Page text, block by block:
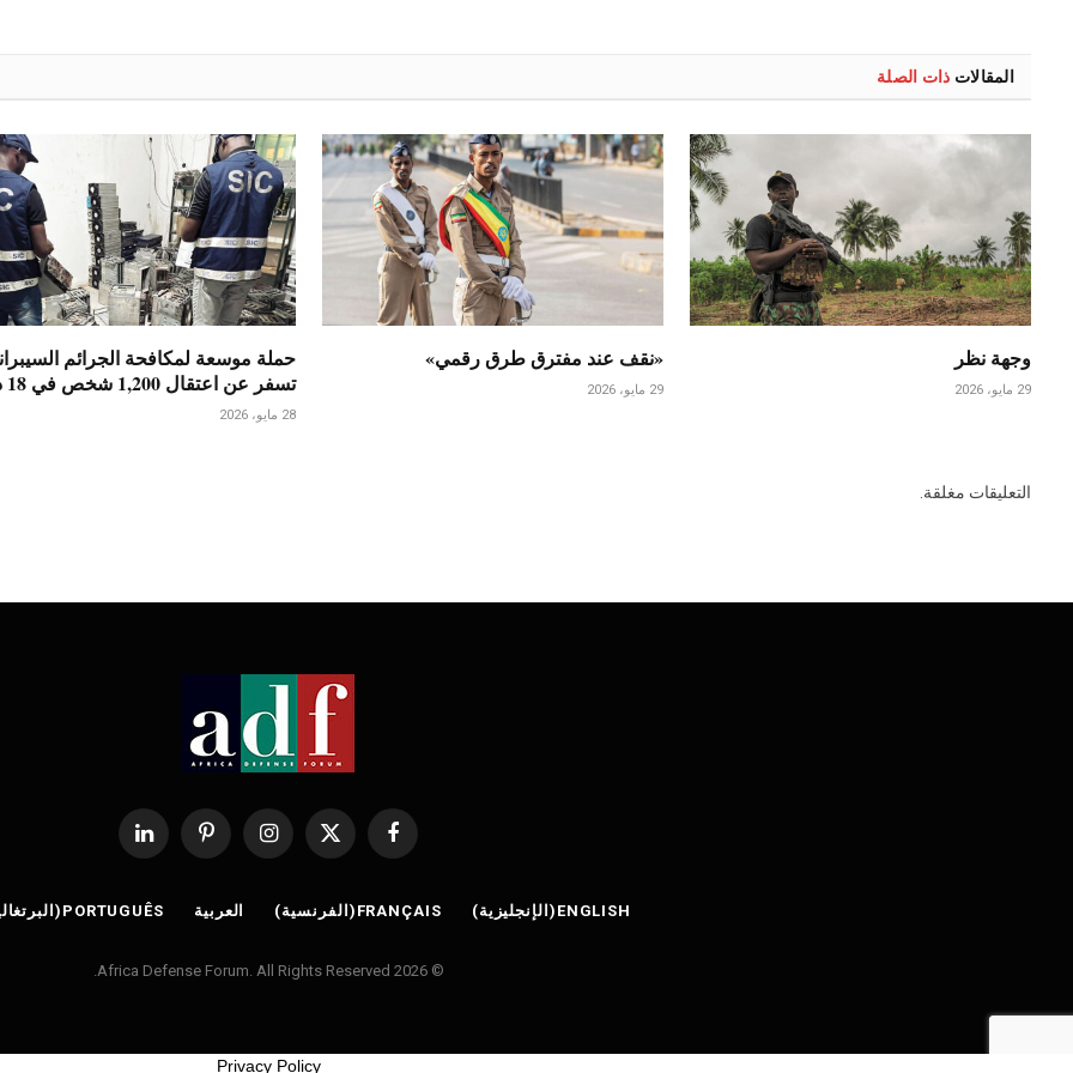
المقالات ذات الصلة
وجهة نظر
29 مايو، 2026
«نقف عند مفترق طرق رقمي»
29 مايو، 2026
حملة موسعة لمكافحة الجرائم
تسفر عن اعتقال 1,200 شخص في 18 دولة
28 مايو، 2026
التعليقات مغلقة.
فيسبوك
X
الانستغرامبينتيريستلينكدإن
ENGLISH
( الإنجليزية)
FRANÇAIS
( الفرنسية) العربية PORTUGUÊS
(
© 2026 Africa Defense Forum. All Rights Reserved.
Privacy Policy